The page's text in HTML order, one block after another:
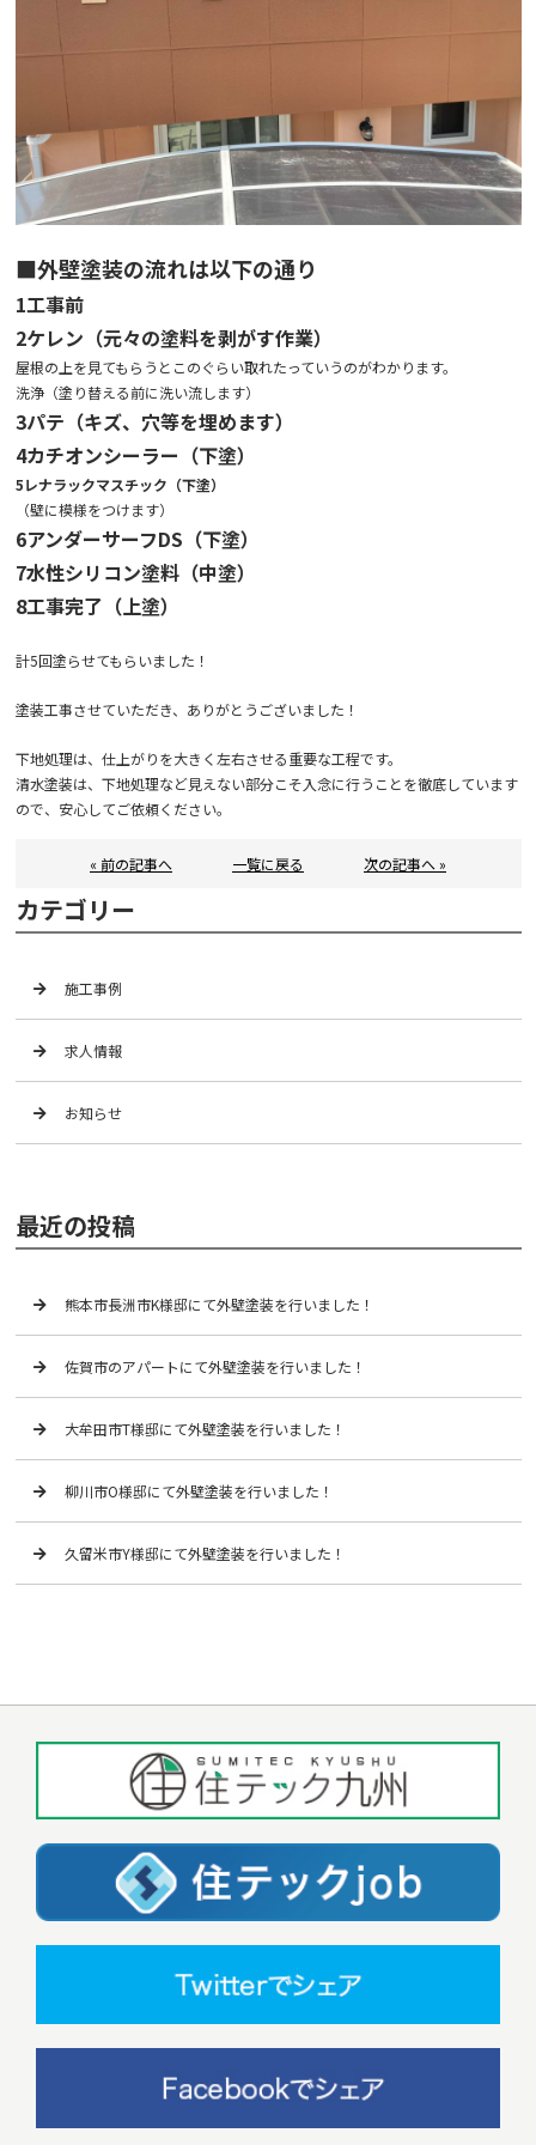
■外壁塗装の流れは以下の通り
1工事前
2ケレン（元々の塗料を剥がす作業）
屋根の上を見てもらうとこのぐらい取れたっていうのがわかります。
洗浄（塗り替える前に洗い流します）
3パテ（キズ、穴等を埋めます）
4カチオンシーラー（下塗）
5レナラックマスチック（下塗）
（壁に模様をつけます）
6アンダーサーフDS（下塗）
7水性シリコン塗料（中塗）
8工事完了（上塗）
計5回塗らせてもらいました！
塗装工事させていただき、ありがとうございました！
下地処理は、仕上がりを大きく左右させる重要な工程です。
清水塗装は、下地処理など見えない部分こそ入念に行うことを徹底しています
ので、安心してご依頼ください。
« 前の記事へ 一覧に戻る 次の記事へ »
カテゴリー
施工事例
求人情報
お知らせ
最近の投稿
熊本市長洲市K様邸にて外壁塗装を行いました！
佐賀市のアパートにて外壁塗装を行いました！
大牟田市T様邸にて外壁塗装を行いました！
柳川市O様邸にて外壁塗装を行いました！
久留米市Y様邸にて外壁塗装を行いました！